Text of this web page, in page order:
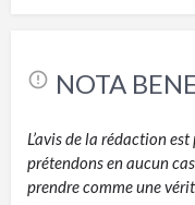
NOTA
L’avis de la rédaction
prétendons en aucun
prendre comme une